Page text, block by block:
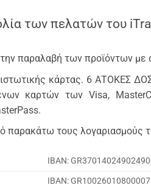
των πελατών του
παραλαβή των προϊόντων με
κάρτας. 6 ΑΤΟΚΕΣ
καρτών των Visa,
παρακάτω τους λογαριασμούς
IBAN:
IBAN: